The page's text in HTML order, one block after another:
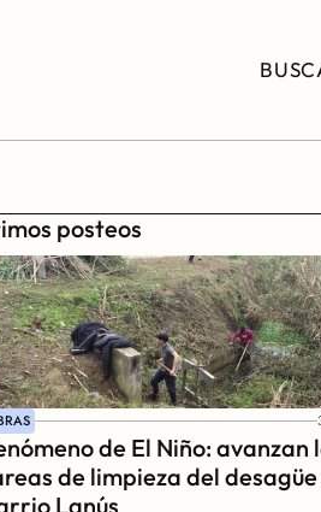
posteos
de El Niño: avanzan
de limpieza del
Lanús